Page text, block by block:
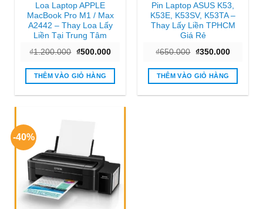
Loa Laptop APPLE
MacBook Pro M1 / Max
A2442 – Thay Loa Lấy
Liền Tại Trung Tâm
₫1.200.000 Giá
là:
₫1.200.000.
₫500.000Giá
tại
₫500.000.
THÊM VÀO GIỎ HÀNG
Pin Laptop ASUS K53,
K53E, K53SV, K53TA –
Thay Lấy Liền TPHCM
Giá Rẻ
₫650.000 Giá
là:
₫650.000.
₫350.000Giá
tại
THÊM VÀO GIỎ HÀNG
-40%